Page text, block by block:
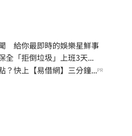
給你最即時的娛樂星鮮事
全「拒倒垃圾」上班3天...
？快上【易借網】三分鐘...PR